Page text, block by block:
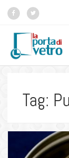
Tag: